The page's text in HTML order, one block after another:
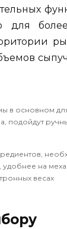
для более
в основном
подойдут
на
весах